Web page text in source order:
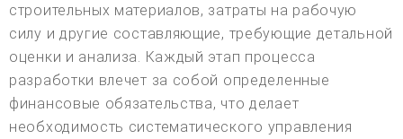
строительных материалов, затраты на рабочую
силу и другие составляющие, требующие детальной
оценки и анализа. Каждый этап процесса
разработки влечет за собой определенные
финансовые обязательства, что делает
необходимость систематического управления